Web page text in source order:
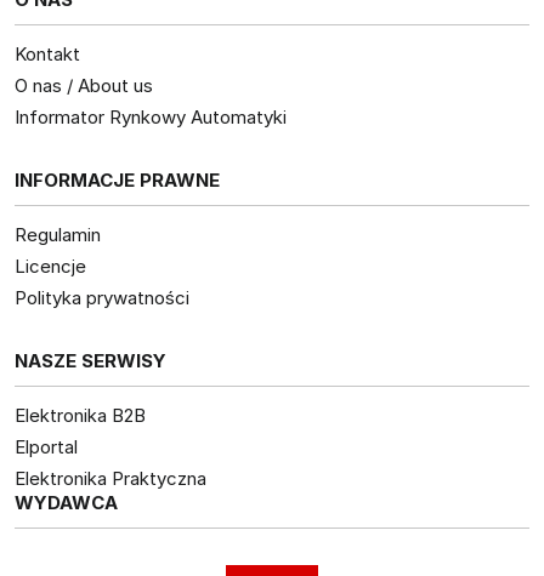
Kontakt
O nas / About us
Informator Rynkowy Automatyki
INFORMACJE PRAWNE
Regulamin
Licencje
Polityka prywatności
NASZE SERWISY
Elektronika B2B
Elportal
Elektronika Praktyczna
WYDAWCA